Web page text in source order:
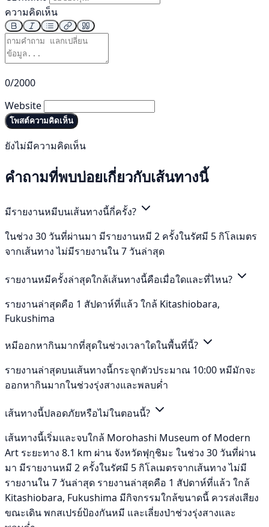
ความคิดเห็น
0/2000
Website
โพสต์ความคิดเห็น
ยังไม่มีความคิดเห็น
คำถามที่พบบ่อยเกี่ยวกับเส้นทางนี้
มีรายงานหมีบนเส้นทางนี้กี่ครั้ง?
ในช่วง 30 วันที่ผ่านมา มีรายงานหมี 2 ครั้งในรัศมี 5 กิโลเมตร
จากเส้นทาง ไม่มีรายงานใน 7 วันล่าสุด
รายงานหมีครั้งล่าสุดใกล้เส้นทางนี้คือเมื่อใดและที่ไหน?
รายงานล่าสุดคือ 1 สัปดาห์ที่แล้ว ใกล้ Kitashiobara,
Fukushima
หมีออกหากินมากที่สุดในช่วงเวลาใดในพื้นที่นี้?
รายงานล่าสุดบนเส้นทางนี้กระจุกตัวประมาณ 10:00 หมีมักจะ
ออกหากินมากในช่วงรุ่งสางและพลบค่ำ
เส้นทางนี้ปลอดภัยหรือไม่ในตอนนี้?
เส้นทางนี้เริ่มและจบใกล้ Morohashi Museum of Modern
Art ระยะทาง 8.1 km ผ่าน จังหวัดฟุกุชิมะ ในช่วง 30 วันที่ผ่าน
มา มีรายงานหมี 2 ครั้งในรัศมี 5 กิโลเมตรจากเส้นทาง ไม่มี
รายงานใน 7 วันล่าสุด รายงานล่าสุดคือ 1 สัปดาห์ที่แล้ว ใกล้
Kitashiobara, Fukushima มีกิจกรรมใกล้ขนาดนี้ ควรส่งเสียง
ขณะเดิน พกสเปรย์ป้องกันหมี และเลี่ยงป่าช่วงรุ่งสางและ